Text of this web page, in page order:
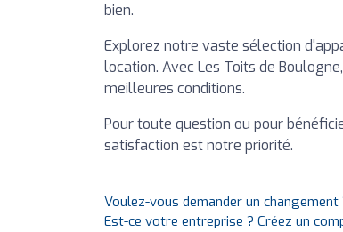
bien.
Explorez notre vaste sélection
location. Avec Les Toits de
meilleures conditions.
Pour toute question ou pour
satisfaction est notre priorité.
Voulez-vous demander un changement
Est-ce votre entreprise ? Créez un